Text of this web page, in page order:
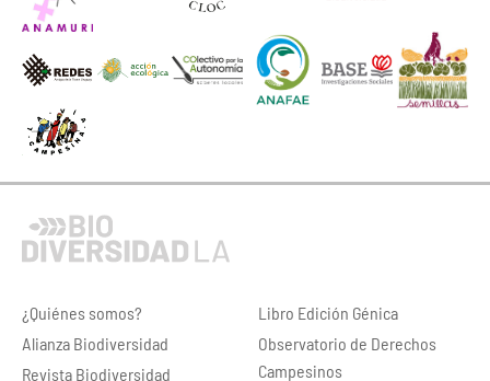
¿Quiénes somos?
Alianza Biodiversidad
Revista Biodiversidad
Libro Edición Génica
Observatorio de Derechos
Campesinos